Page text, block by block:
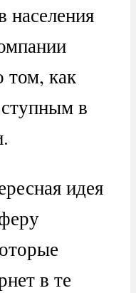
населения
том, как
в
идея
в те